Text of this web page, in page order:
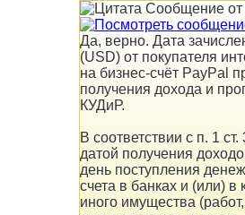
Сообщение от
Да, верно. Дата
(USD) от покупателя
на бизнес-счёт PayPal
получения дохода и
КУДиР.
В соответствии с п. 1
датой получения
день поступления
счета в банках и (или) в
иного имущества